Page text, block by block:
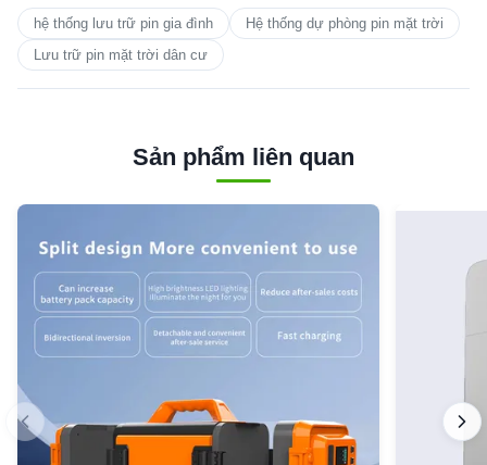
hệ thống lưu trữ pin gia đình
Hệ thống dự phòng pin mặt trời
Lưu trữ pin mặt trời dân cư
Sản phẩm liên quan